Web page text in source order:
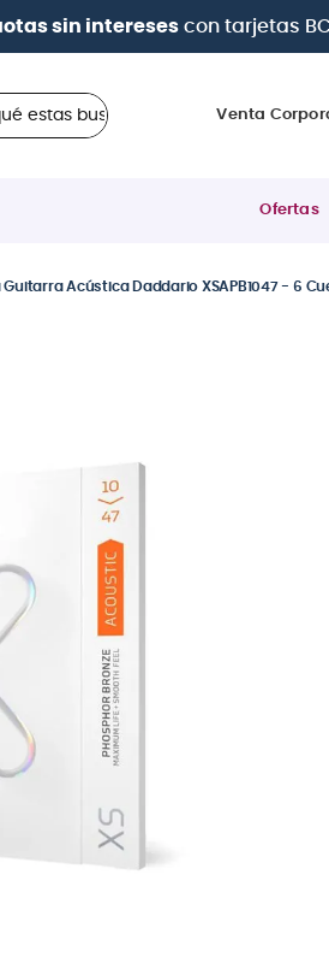
desde 0% de interéscon
buscando?
Venta
Ofertas
Guitarra Acústica Daddario XSAPB1047 - 6